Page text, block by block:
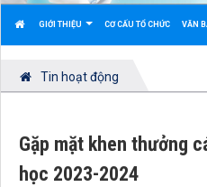
GIỚI THIỆU CƠ CẤU TỔ CHỨC VĂN
Tin hoạt động
Gặp mặt khen thưởng
học 2023-2024